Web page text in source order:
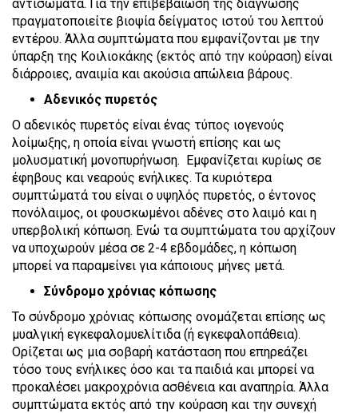
αντισώματα. Για την επιβεβαίωση της διάγνωσης
πραγματοποιείτε βιοψία δείγματος ιστού του λεπτού
εντέρου. Άλλα συμπτώματα που εμφανίζονται με την
ύπαρξη της Κοιλιοκάκης (εκτός από την κούραση) είναι
διάρροιες, αναιμία και ακούσια απώλεια βάρους.
Αδενικός πυρετός
Ο αδενικός πυρετός είναι ένας τύπος ιογενούς
λοίμωξης, η οποία είναι γνωστή επίσης και ως
μολυσματική μονοπυρήνωση. Εμφανίζεται κυρίως σε
έφηβους και νεαρούς ενήλικες. Τα κυριότερα
συμπτώματά του είναι ο υψηλός πυρετός, ο έντονος
πονόλαιμος, οι φουσκωμένοι αδένες στο λαιμό και η
υπερβολική κόπωση. Ενώ τα συμπτώματα του αρχίζουν
να υποχωρούν μέσα σε 2-4 εβδομάδες, η κόπωση
μπορεί να παραμείνει για κάποιους μήνες μετά.
Σύνδρομο χρόνιας κόπωσης
Το σύνδρομο χρόνιας κόπωσης ονομάζεται επίσης ως
μυαλγική εγκεφαλομυελίτιδα (ή εγκεφαλοπάθεια).
Ορίζεται ως μια σοβαρή κατάσταση που επηρεάζει
τόσο τους ενήλικες όσο και τα παιδιά και μπορεί να
προκαλέσει μακροχρόνια ασθένεια και αναπηρία. Άλλα
συμπτώματα εκτός από την κούραση και την συνεχή